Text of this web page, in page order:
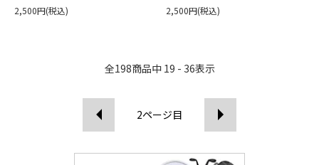
2,500円(税込) 2,500円(税込)
全198商品中 19 - 36表示
2ページ目